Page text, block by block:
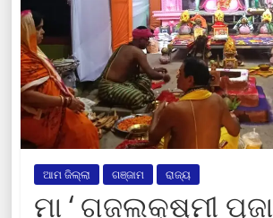
ଆମ ଜିଲ୍ଲା ଗଞ୍ଜାମ ରାଜ୍ୟ
ମା ‘ ଗଜଲକ୍ଷ୍ମୀ ପୂଜା